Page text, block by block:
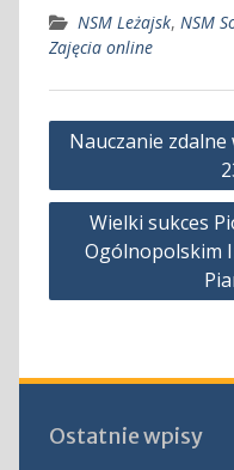
NSM Leżajsk, NSM
Zajęcia online
Nawigacja
Nauczanie zdalne
Wielki sukces
Ogólnopolskim
Ostatnie wpisy